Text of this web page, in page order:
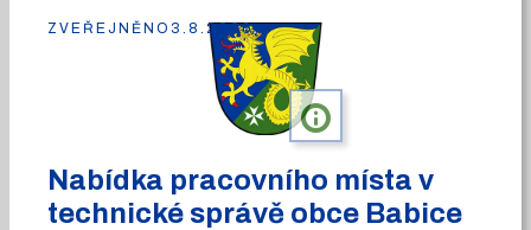
info
Nabídka pracovního místa v
technické správě obce Babice
ZVEŘEJNĚNO 3.8.2026